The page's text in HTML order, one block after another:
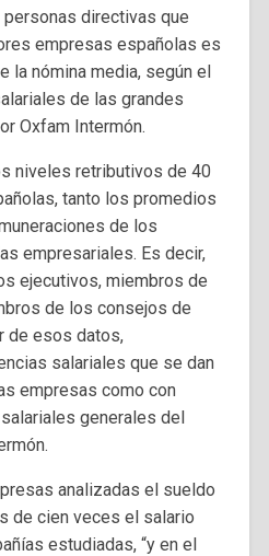
directivas que
empresas españolas es
la nómina media, según el
de las grandes
Oxfam Intermón.
niveles retributivos de 40
tanto los promedios
de los
empresariales. Es decir,
ejecutivos, miembros de
de los consejos de
de esos datos,
salariales que se dan
empresas como con
generales del
analizadas el sueldo
de cien veces el salario
estudiadas, “y en el